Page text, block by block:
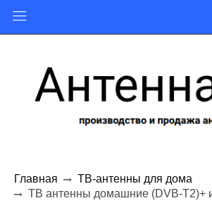
Главная
ТВ-антенны для дома
ТВ антенны домашние (DVB-T2)+